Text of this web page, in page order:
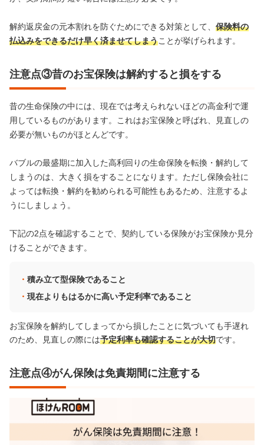
解約返戻金の元本割れを防ぐためにできる対策として、 保険料の
払込みをできるだけ早く済ませてしまうことが挙げられます。
注意点③昔のお宝保険は解約すると損をする
昔の生命保険の中には、現在では考えられないほどの高金利で運
用しているものがあります。これはお宝保険と呼ばれ、見直しの
必要が無いものがほとんどです。
バブルの最盛期に加入した高利回りの生命保険を転換・解約して
しまうのは、大きく損をすることになります。ただし保険会社に
よっては転換・解約を勧められる可能性もあるため、注意するよ
うにしましょう。
下記の2点を確認することで、契約している保険がお宝保険か見分
けることができます。
積み立て型保険であること
現在よりもはるかに高い予定利率であること
お宝保険を解約してしまってから損したことに気づいても手遅れ
のため、見直しの際には予定利率も確認することが大切です。
注意点④がん保険は免責期間に注意する